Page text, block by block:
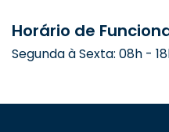
Horário de
Segunda à Sexta: 08h -